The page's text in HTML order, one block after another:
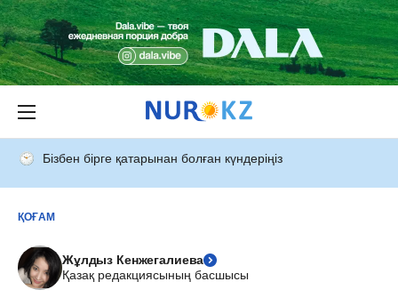
Бізбен бірге қатарынан болған күндеріңіз
ҚОҒАМ
Жұлдыз Кенжегалиева
Қазақ редакциясының басшысы